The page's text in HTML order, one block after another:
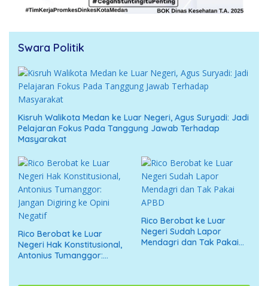
Swara Politik
Kisruh Walikota Medan ke Luar Negeri, Agus Suryadi: Jadi
Pelajaran Fokus Pada Tanggung Jawab Terhadap
Masyarakat
Rico Berobat ke Luar
Negeri Hak Konstitusional,
Antonius Tumanggor:
Rico Berobat ke Luar
Negeri Sudah Lapor
Mendagri dan Tak Pakai